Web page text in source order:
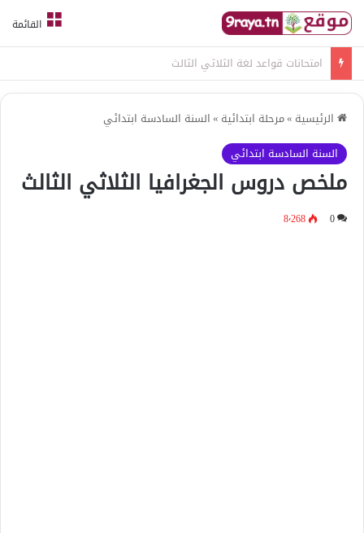
القائمة
امتحانات قواعد لغة الثلاثي الثالث
الرئيسية »مرحلة ابتدائية »السنة السادسة ابتدائي
السنة السادسة ابتدائي
ملخص دروس الجغرافيا الثلاثي الثالث
0 8٬268